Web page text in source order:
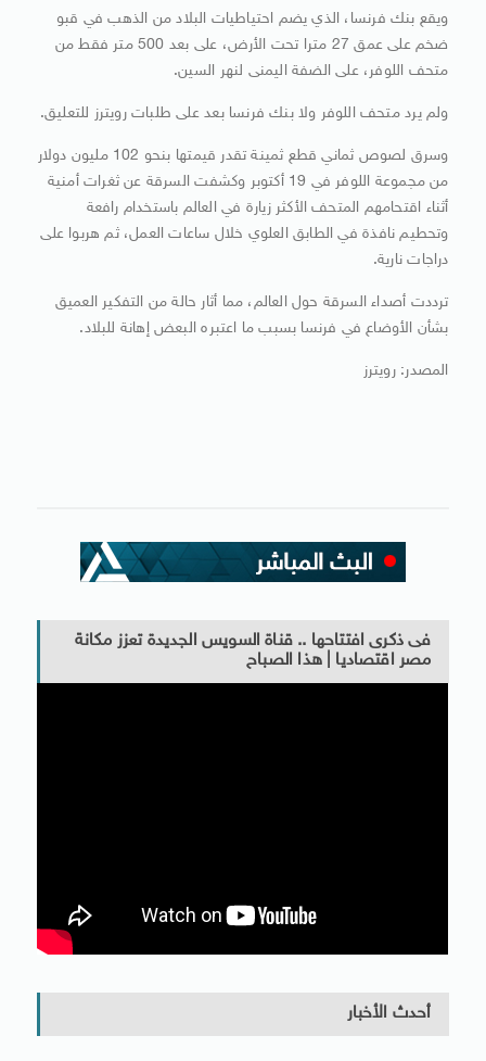
ويقع بنك فرنسا، الذي يضم احتياطيات البلاد من الذهب في قبو
ضخم على عمق 27 مترا تحت الأرض، على بعد 500 متر فقط من
متحف اللوفر، على الضفة اليمنى لنهر السين.
ولم يرد متحف اللوفر ولا بنك فرنسا بعد على طلبات رويترز للتعليق.
وسرق لصوص ثماني قطع ثمينة تقدر قيمتها بنحو 102 مليون دولار
من مجموعة اللوفر في 19 أكتوبر وكشفت السرقة عن ثغرات أمنية
أثناء اقتحامهم المتحف الأكثر زيارة في العالم باستخدام رافعة
وتحطيم نافذة في الطابق العلوي خلال ساعات العمل، ثم هربوا على
دراجات نارية.
ترددت أصداء السرقة حول العالم، مما أثار حالة من التفكير العميق
بشأن الأوضاع في فرنسا بسبب ما اعتبره البعض إهانة للبلاد.
المصدر: رويترز
فى ذكرى افتتاحها .. قناة السويس الجديدة تعزز مكانة
مصر اقتصاديا | هذا الصباح
أحدث الأخبار